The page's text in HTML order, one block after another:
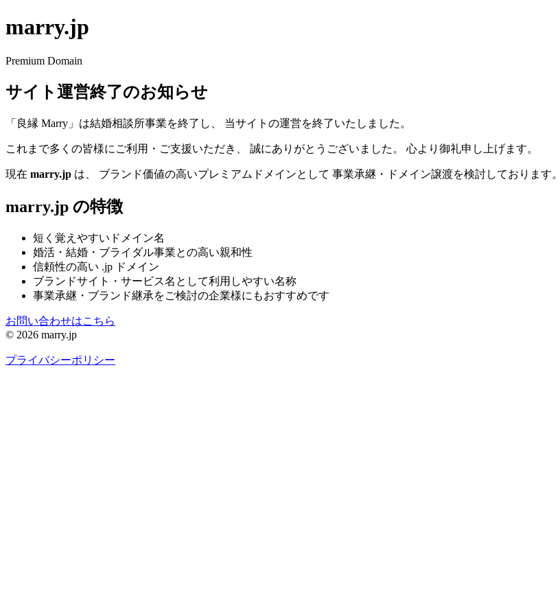
marry.jp
Premium Domain
サイト運営終了のお知らせ
「良縁 Marry」は結婚相談所事業を終了し、 当サイトの運営を終了いたしました。
これまで多くの皆様にご利用・ご支援いただき、 誠にありがとうございました。 心より御礼申し上げます。
現在 marry.jp は、 ブランド価値の高いプレミアムドメインとして 事業承継・ドメイン譲渡を検討しております。
marry.jp の特徴
短く覚えやすいドメイン名
婚活・結婚・ブライダル事業との高い親和性
信頼性の高い .jp ドメイン
ブランドサイト・サービス名として利用しやすい名称
事業承継・ブランド継承をご検討の企業様にもおすすめです
お問い合わせはこちら
© 2026 marry.jp
プライバシーポリシー